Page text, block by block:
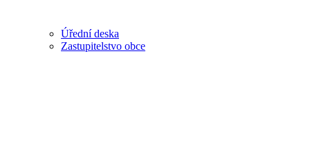
Úřední deska
Zastupitelstvo obce